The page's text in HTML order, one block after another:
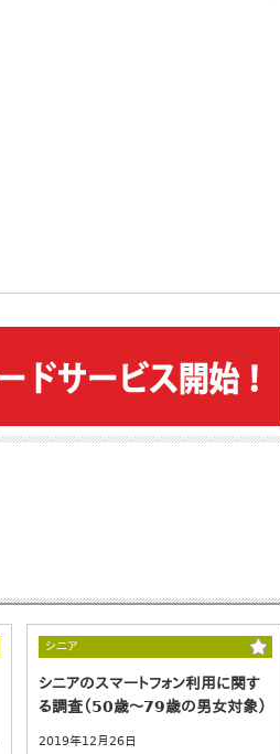
シニア
シニアのスマートフォン利用に関す
る調査（50歳～79歳の男女対象）
2019年12月26日